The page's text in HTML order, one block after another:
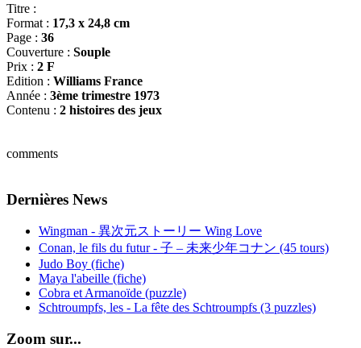
Titre :
Format : 17,3 x 24,8 cm
Page : 36
Couverture : Souple
Prix : 2 F
Edition : Williams France
Année : 3ème trimestre 1973
Contenu : 2 histoires des jeux
comments
Dernières News
Wingman - 異次元ストーリー Wing Love
Conan, le fils du futur - 子 – 未来少年コナン (45 tours)
Judo Boy (fiche)
Maya l'abeille (fiche)
Cobra et Armanoïde (puzzle)
Schtroumpfs, les - La fête des Schtroumpfs (3 puzzles)
Zoom sur...